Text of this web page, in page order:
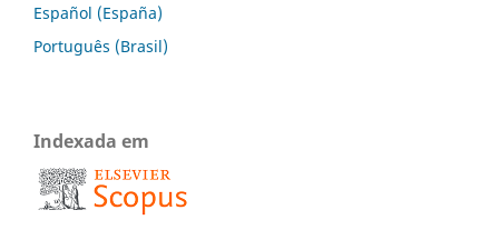
Español (España)
Português (Brasil)
Indexada em